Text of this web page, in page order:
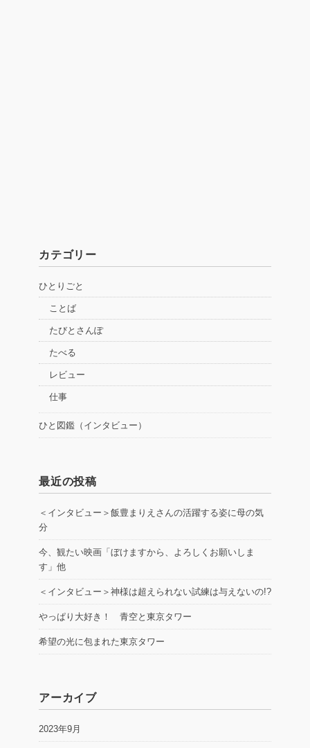
カテゴリー
ひとりごと
ことば
たびとさんぽ
たべる
レビュー
仕事
ひと図鑑（インタビュー）
最近の投稿
＜インタビュー＞飯豊まりえさんの活躍する姿に母の気
分
今、観たい映画「ぼけますから、よろしくお願いしま
す」他
＜インタビュー＞神様は超えられない試練は与えないの!?
やっぱり大好き！ 青空と東京タワー
希望の光に包まれた東京タワー
アーカイブ
2023年9月